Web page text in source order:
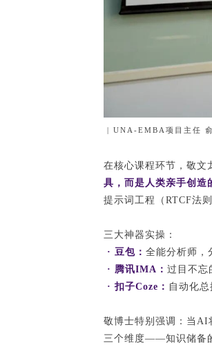
| UNA-EMBA项目主任
在核心课程环节，敬文
具，而是人类亲手创造
提示词工程（RTCF法
三大神器实操：
· 豆包： 全能分析师，
· 腾讯IMA： 过目不忘
· 扣子Coze： 自动化
敬博士特别强调：当AI
三个维度——知识储备